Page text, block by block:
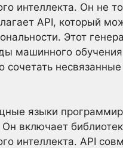
интеллекта. Он не
API, который
Этот
машинного
языки
включает
интеллекта. API